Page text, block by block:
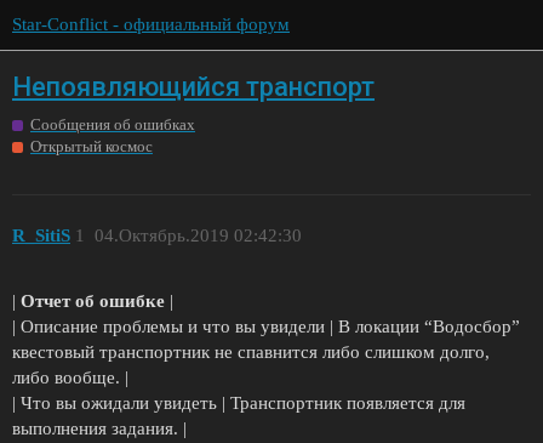
Star-Conflict - официальный форум
Непоявляющийся транспорт
Сообщения об ошибках
Открытый космос
R_SitiS 04.Октябрь.2019 02:42:30
1
| Отчет об ошибке |
| Описание проблемы и что вы увидели | В локации “Водосбор”
квестовый транспортник не спавнится либо слишком долго,
либо вообще. |
| Что вы ожидали увидеть | Транспортник появляется для
выполнения задания. |